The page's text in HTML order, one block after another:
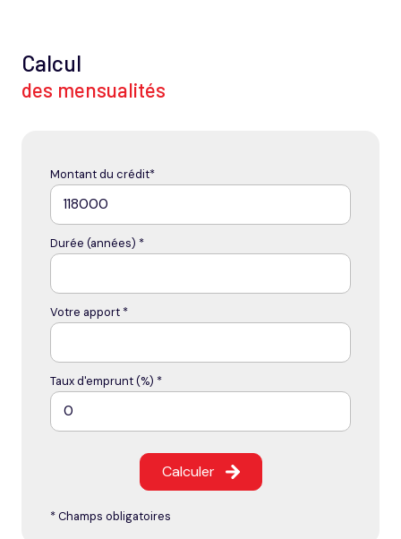
Calcul
des mensualités
Montant du crédit*
Durée (années) *
Votre apport *
Taux d'emprunt (%) *
Calculer
* Champs obligatoires